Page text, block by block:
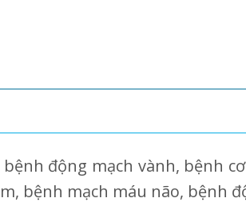
động mạch vành, bệnh
bệnh mạch máu não, bệnh